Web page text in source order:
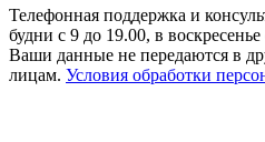
Телефонная поддержка и
будни с 9 до 19.00, в воскресенье
Ваши данные не передаются в
лицам. Условия обработки